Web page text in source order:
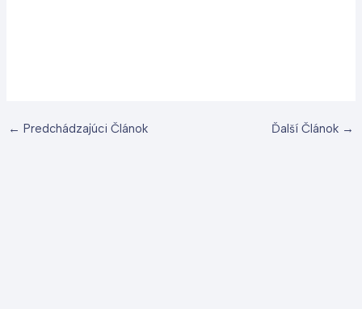
← Predchádzajúci Článok Ďalší Článok →